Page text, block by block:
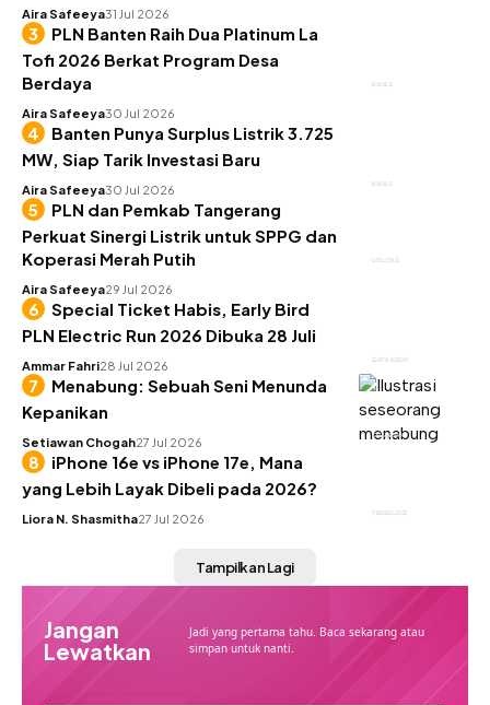
Aira Safeeya31 Jul 2026
BISNIS
PLN Banten Raih Dua Platinum La
Tofi 2026 Berkat Program Desa
Berdaya
Aira Safeeya30 Jul 2026
BISNIS
Banten Punya Surplus Listrik 3.725
MW, Siap Tarik Investasi Baru
Aira Safeeya30 Jul 2026
UTILITAS
PLN dan Pemkab Tangerang
Perkuat Sinergi Listrik untuk SPPG dan
Koperasi Merah Putih
Aira Safeeya29 Jul 2026
GAYA HIDUP
Special Ticket Habis, Early Bird
PLN Electric Run 2026 Dibuka 28 Juli
Ammar Fahri28 Jul 2026
KEUANGAN
Menabung: Sebuah Seni Menunda
Kepanikan
Setiawan Chogah27 Jul 2026
TEKNOLOGI
iPhone 16e vs iPhone 17e, Mana
yang Lebih Layak Dibeli pada 2026?
Liora N. Shasmitha27 Jul 2026
Tampilkan Lagi
Jangan
Lewatkan
Jadi yang pertama tahu. Baca sekarang atau
simpan untuk nanti.